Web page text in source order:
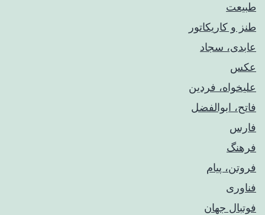
طبیعت
طنز و کاریکاتور
عابدی، سجاد
عکس
علیخواه، فردین
فاتح، ابوالفضل
فارس
فرهنگ
فروتن، پیام
فناوری
فوتبال جهان